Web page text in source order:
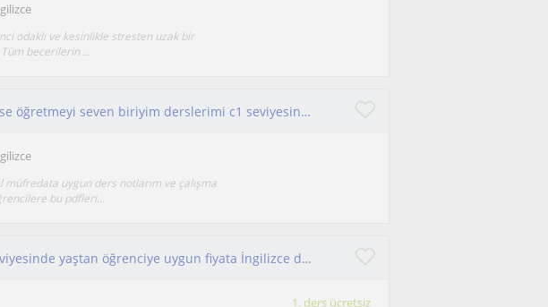
odaklı ve kesinlikle stresten uzak bir
becerilerin ...
Öğrenmeye açık herkese öğretmeyi seven biriyim derslerimi c1 seviyesine kadar herkese verebilirim
müfredata uygun ders notlarım ve çalışma
bu pdfleri...
İlkokul-ortaokul-lise seviyesinde yaştan öğrenciye uygun fiyata İngilizce dersi
1. ders ücretsiz